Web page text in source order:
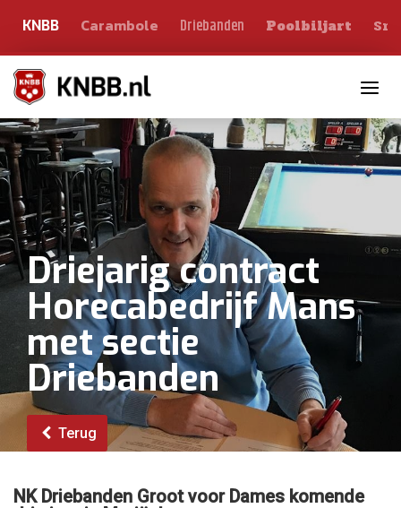
KNBB Carambole Driebanden Poolbiljart
Driejarig contract
Horecabedrijf Mans
met sectie
Driebanden
Terug
NK Driebanden Groot voor Dames komende